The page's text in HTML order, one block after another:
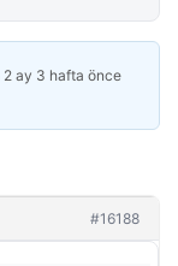
2 ay 3 hafta önce
#16188